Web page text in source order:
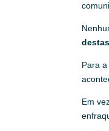
Para
Em